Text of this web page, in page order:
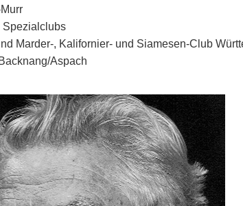
Spezialclubs
Marder-, Kalifornier- und Siamesen-Club
Aspach